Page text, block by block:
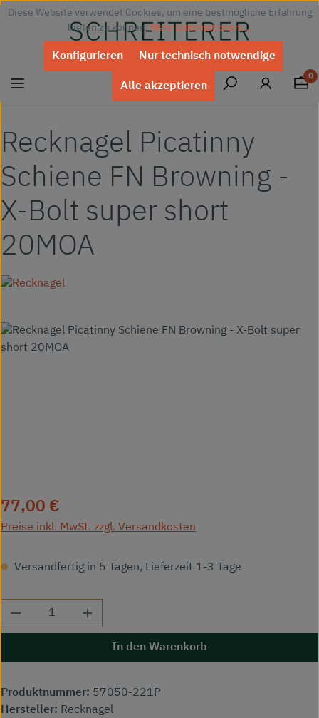
Zum Hauptinhalt springen
0
Recknagel Picatinny
Schiene FN Browning -
X-Bolt super short
20MOA
Bildergalerie überspringen
Regulärer Preis:
77,00 €
Preise inkl. MwSt. zzgl. Versandkosten
Versandfertig in 5 Tagen, Lieferzeit 1-3 Tage
Produkt Anzahl: Gib den gewünschten
In den Warenkorb
Produktnummer: 57050-221P
Hersteller: Recknagel
Diese Website verwendet Cookies, um eine bestmögliche Erfahrung
bieten zu können.Mehr Informationen ...
Nur technisch notwendige
Konfigurieren
Alle akzeptieren